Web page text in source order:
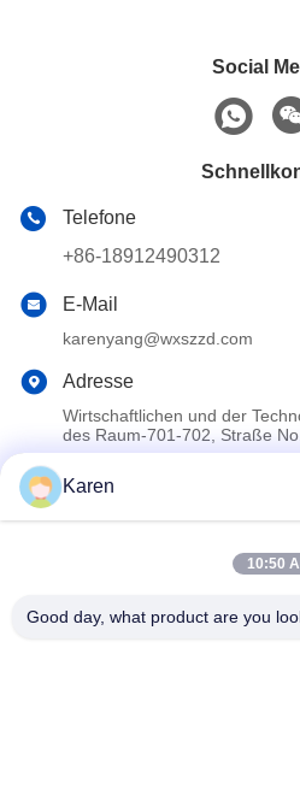
Social
Telefone
+86-18912490312
E-Mail
karenyang@wxszzd.com
Adresse
Wirtschaftlichen und der
des Raum-701-702, Straße
China gut Qualität Heißer
Copyright © 2022-2026 Wuxi East
Rechte
Karen
10:50
Good day, what product are you